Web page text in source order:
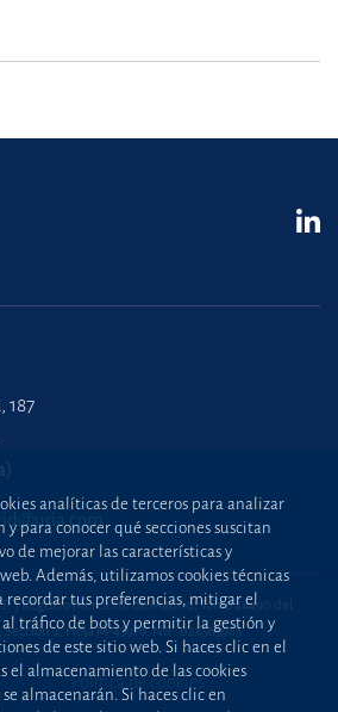
187
| Registro Mercantil de Madrid, Tomo 24490 del
8, Hoja M-43976. NIF: B28563963
Política de cookies
analíticas de terceros para analizar
para conocer qué secciones suscitan
de mejorar las características y
Además, utilizamos cookies técnicas
recordar tus preferencias, mitigar el
al tráfico de bots y permitir la gestión y
de este sitio web. Si haces clic en el
el almacenamiento de las cookies
almacenarán. Si haces clic en